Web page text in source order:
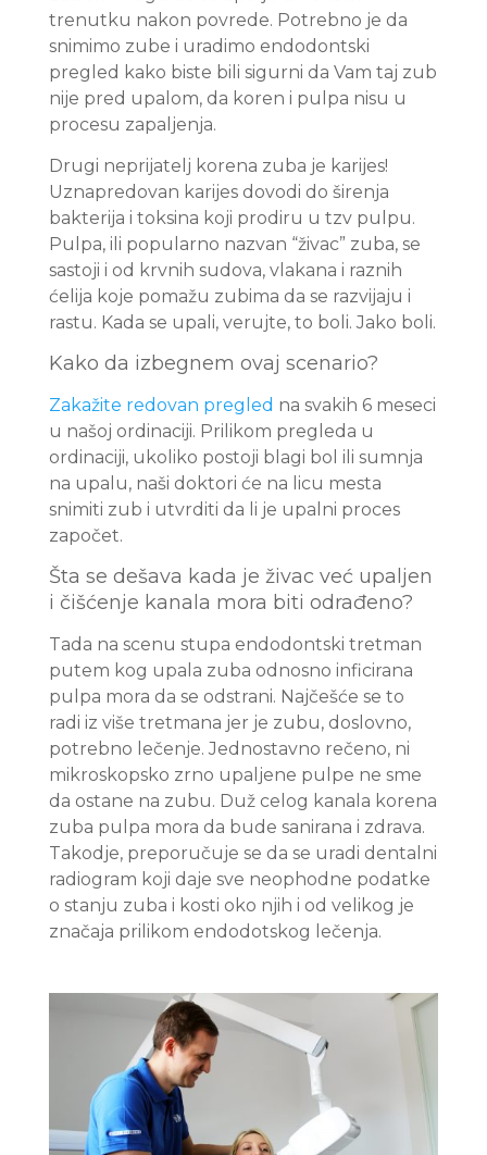
trenutku nakon povrede. Potrebno je da
snimimo zube i uradimo endodontski
pregled kako biste bili sigurni da Vam taj zub
nije pred upalom, da koren i pulpa nisu u
procesu zapaljenja.
Drugi neprijatelj korena zuba je karijes!
Uznapredovan karijes dovodi do širenja
bakterija i toksina koji prodiru u tzv pulpu.
Pulpa, ili popularno nazvan “živac” zuba, se
sastoji i od krvnih sudova, vlakana i raznih
ćelija koje pomažu zubima da se razvijaju i
rastu. Kada se upali, verujte, to boli. Jako boli.
Kako da izbegnem ovaj scenario?
Zakažite redovan pregled na svakih 6 meseci
u našoj ordinaciji. Prilikom pregleda u
ordinaciji, ukoliko postoji blagi bol ili sumnja
na upalu, naši doktori će na licu mesta
snimiti zub i utvrditi da li je upalni proces
započet.
Šta se dešava kada je živac već upaljen
i čišćenje kanala mora biti odrađeno?
Tada na scenu stupa endodontski tretman
putem kog upala zuba odnosno inficirana
pulpa mora da se odstrani. Najčešće se to
radi iz više tretmana jer je zubu, doslovno,
potrebno lečenje. Jednostavno rečeno, ni
mikroskopsko zrno upaljene pulpe ne sme
da ostane na zubu. Duž celog kanala korena
zuba pulpa mora da bude sanirana i zdrava.
Takodje, preporučuje se da se uradi dentalni
radiogram koji daje sve neophodne podatke
o stanju zuba i kosti oko njih i od velikog je
značaja prilikom endodotskog lečenja.